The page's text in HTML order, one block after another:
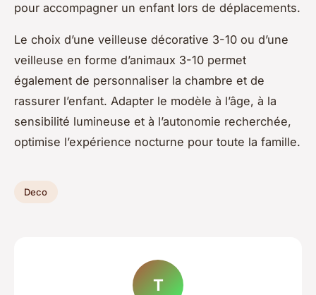
pour accompagner un enfant lors de déplacements.
Le choix d’une veilleuse décorative 3-10 ou d’une
veilleuse en forme d’animaux 3-10 permet
également de personnaliser la chambre et de
rassurer l’enfant. Adapter le modèle à l’âge, à la
sensibilité lumineuse et à l’autonomie recherchée,
optimise l’expérience nocturne pour toute la famille.
Deco
T